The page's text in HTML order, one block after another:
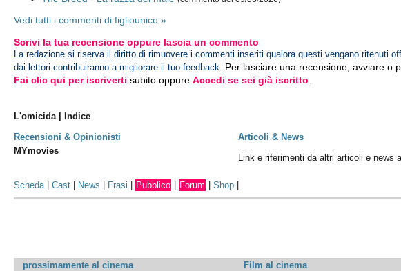
Vedi tutti i commenti di figliounico »
Scrivi la tua recensione oppure lascia un commento
La redazione si riserva il diritto di rimuovere i commenti inseriti qualora questi vengano ritenuti
dai lettori contribuiranno a migliorare il tuo feedback. Per lasciare una recensione, avviare o
Fai clic qui per iscriverti subito oppureAccedi se sei già iscritto
L'omicida | Indice
Recensioni & Opinionisti
Articoli & News
MYmovies
Link e riferimenti da altri articoli e news
Scheda|Cast News Frasi Pubblico Forum |Shop
prossimamente al cinema Film al cinema